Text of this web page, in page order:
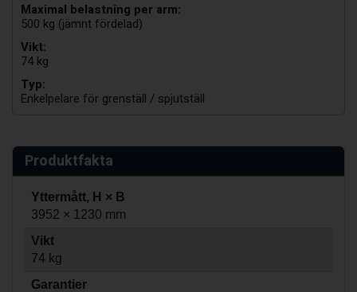
Maximal belastning per arm:
500 kg (jämnt fördelad)
Vikt:
74 kg
Typ:
Enkelpelare för grenställ / spjutställ
Produktfakta
Yttermått, H × B
3952 × 1230 mm
Vikt
74 kg
Garantier